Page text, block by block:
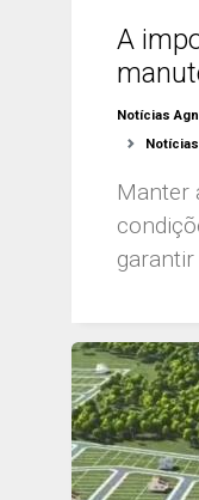
A
Notícias
Notícias
Manter